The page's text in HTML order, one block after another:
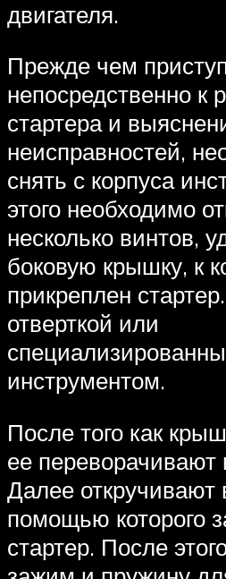
двигателя.
Прежде чем
непосредственно к
стартера и
неисправностей,
снять с корпуса
этого необходимо
несколько винтов,
боковую крышку, к
прикреплен
отверткой или
инструментом.
После того как
ее переворачивают
Далее откручивают
помощью которого
стартер. После